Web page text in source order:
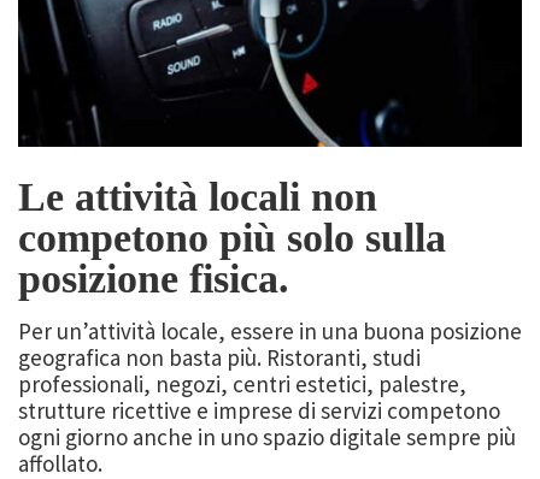
Le attività locali non
competono più solo sulla
posizione fisica.
Per un’attività locale, essere in una buona posizione
geografica non basta più. Ristoranti, studi
professionali, negozi, centri estetici, palestre,
strutture ricettive e imprese di servizi competono
ogni giorno anche in uno spazio digitale sempre più
affollato.